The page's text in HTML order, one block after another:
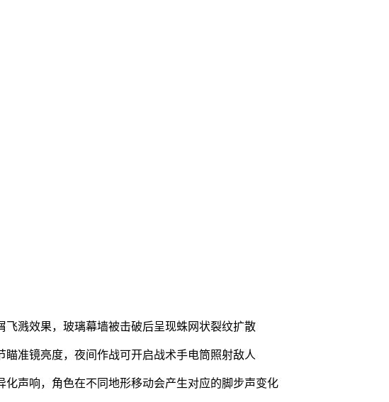
溅效果，玻璃幕墙被击破后呈现蛛网状裂纹扩散
准镜亮度，夜间作战可开启战术手电筒照射敌人
声响，角色在不同地形移动会产生对应的脚步声变化